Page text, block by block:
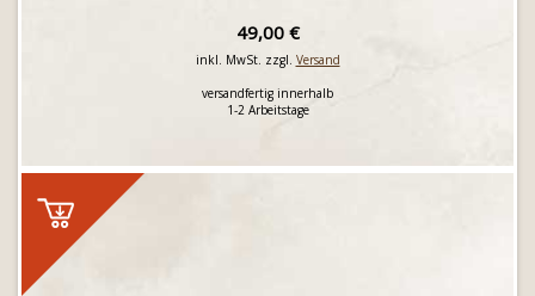
49,00 €
inkl. MwSt. zzgl. Versand
versandfertig innerhalb
1-2 Arbeitstage